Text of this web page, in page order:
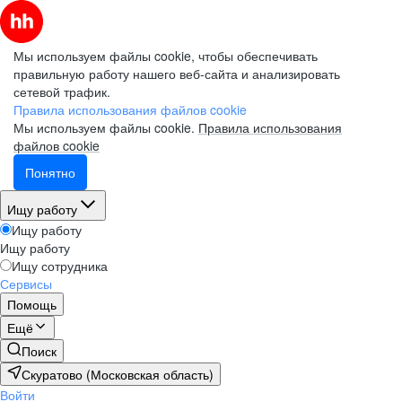
Мы используем файлы cookie, чтобы обеспечивать
правильную работу нашего веб-сайта и анализировать
сетевой трафик.
Правила использования файлов cookie
Мы используем файлы cookie. Правила использования
файлов cookie
Понятно
Ищу работу
Ищу работу
Ищу работу
Ищу сотрудника
Сервисы
Помощь
Ещё
Поиск
Скуратово (Московская область)
Войти